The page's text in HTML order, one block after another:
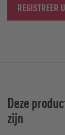
REGISTREER
Deze
zijn